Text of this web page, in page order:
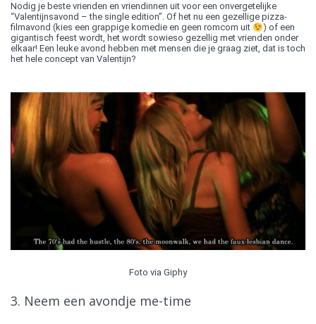
Nodig je beste vrienden en vriendinnen uit voor een onvergetelijke
“Valentijnsavond – the single edition”. Of het nu een gezellige pizza-
filmavond (kies een grappige komedie en geen romcom uit
) of een
gigantisch feest wordt, het wordt sowieso gezellig met vrienden onder
elkaar! Een leuke avond hebben met mensen die je graag ziet, dat is toch
het hele concept van Valentijn?
Foto via Giphy
3. Neem een avondje me-time